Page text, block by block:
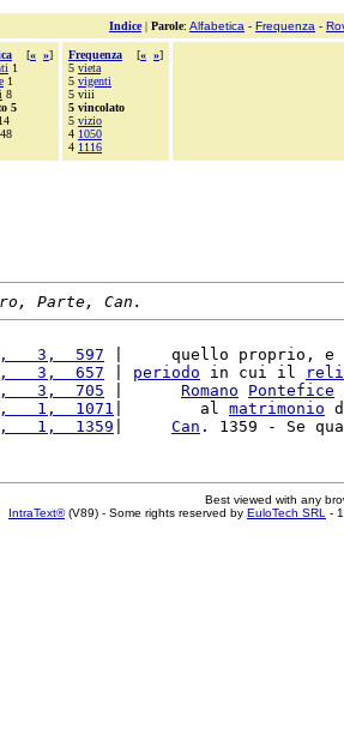
Indice| Parole: Alfabetica - Frequenza -
[« »]
1
1
8
5
14
48
Frequenza [« »]
5 vieta
5 vigenti
5 viii
5 vincolato
5 vizio
4 1050
4 1116
Parte, Can.
3,  597
|     quello proprio, e
3,  657
periodo in cui il
3,  705
Romano Pontefice
1,  1071
|        al matrimonio
1,  1359
Can . 1359 - Se
Best viewed with any
IntraText®(V89) - Some rights reserved by EuloTech SRL -